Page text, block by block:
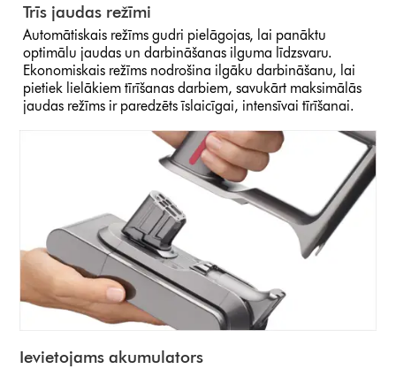
Trīs jaudas režīmi
Automātiskais režīms gudri pielāgojas, lai panāktu
optimālu jaudas un darbināšanas ilguma līdzsvaru.
Ekonomiskais režīms nodrošina ilgāku darbināšanu, lai
pietiek lielākiem tīrīšanas darbiem, savukārt maksimālās
jaudas režīms ir paredzēts īslaicīgai, intensīvai tīrīšanai.
Ievietojams akumulators